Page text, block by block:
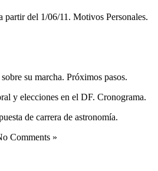
partir del 1/06/11. Motivos Personales.
su marcha. Próximos pasos.
y elecciones en el DF. Cronograma.
de carrera de astronomía.
Comments »